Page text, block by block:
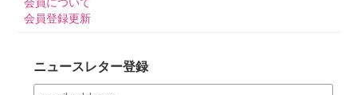
会員登録更新
ニュースレター登録